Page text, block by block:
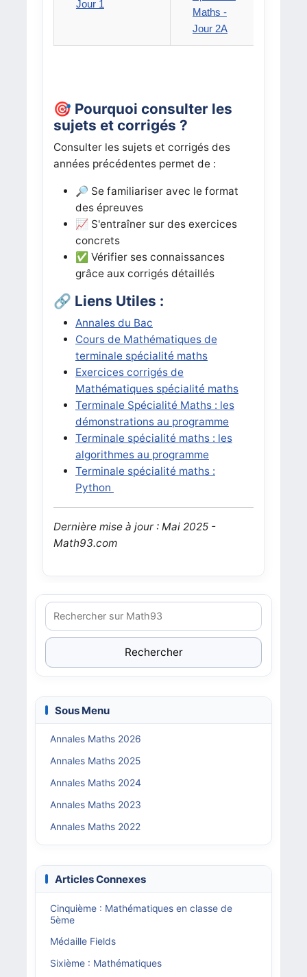
Jour 1
Maths -
Jour 2A
🎯 Pourquoi consulter les
sujets et corrigés ?
Consulter les sujets et corrigés des
années précédentes permet de :
🔎 Se familiariser avec le format
des épreuves
📈 S'entraîner sur des exercices
concrets
✅ Vérifier ses connaissances
grâce aux corrigés détaillés
🔗 Liens Utiles :
Annales du Bac
Cours de Mathématiques de
terminale spécialité maths
Exercices corrigés de
Mathématiques spécialité maths
Terminale Spécialité Maths : les
démonstrations au programme
Terminale spécialité maths : les
algorithmes au programme
Terminale spécialité maths :
Python
Dernière mise à jour : Mai 2025 -
Math93.com
Rechercher
Sous Menu
Annales Maths 2026
Annales Maths 2025
Annales Maths 2024
Annales Maths 2023
Annales Maths 2022
Articles Connexes
Cinquième : Mathématiques en classe de
5ème
Médaille Fields
Sixième : Mathématiques